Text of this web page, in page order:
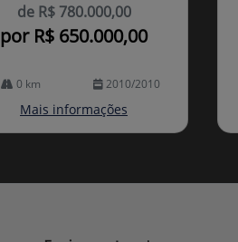
de R$ 780.000,00
por R$ 650.000,00
0 km 2010/2010
Mais informações